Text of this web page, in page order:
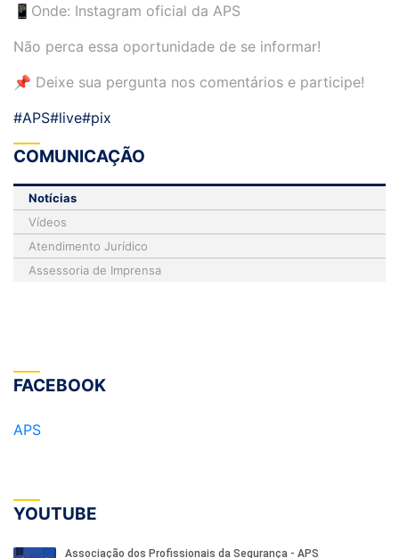
📱Onde: Instagram oficial da APS
Não perca essa oportunidade de se informar!
📌 Deixe sua pergunta nos comentários e participe!
#APS#live#pix
COMUNICAÇÃO
Notícias
Vídeos
Atendimento Jurídico
Assessoria de Imprensa
FACEBOOK
APS
YOUTUBE